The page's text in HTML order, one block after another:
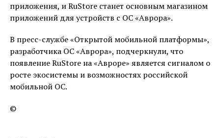
приложения, и RuStore станет основным магазином
приложений для устройств с ОС «Аврора».
В пресс-службе «Открытой мобильной платформы»,
разработчика ОС «Аврора», подчеркнули, что
появление RuStore на «Авроре» является сигналом о
росте экосистемы и возможностях российской
мобильной ОС.
©